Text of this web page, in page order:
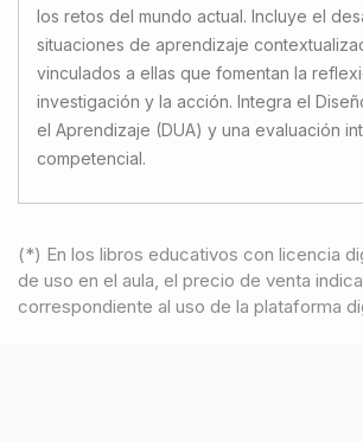
los retos del mundo actual. Incluye el
situaciones de aprendizaje
vinculados a ellas que fomentan la
investigación y la acción. Integra el
el Aprendizaje (DUA) y una evaluación
competencial.
(*) En los libros educativos con licencia
de uso en el aula, el precio de venta
correspondiente al uso de la plataforma